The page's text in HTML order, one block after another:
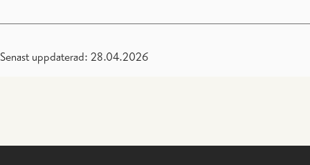
Senast uppdaterad: 28.04.2026